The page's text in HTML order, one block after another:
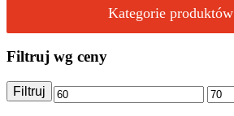
Kategorie produktów
Filtruj wg ceny
Cena Cena
Filtruj